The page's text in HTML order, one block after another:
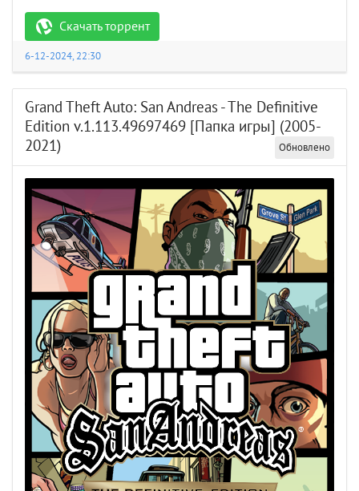
Скачать торрент
6-12-2024, 22:30
Grand Theft Auto: San Andreas - The Definitive
Edition v.1.113.49697469 [Папка игры] (2005-
2021)
Обновлено